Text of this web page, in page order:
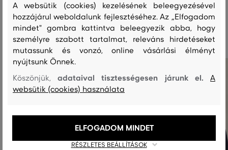
Ajánlott termékek
A websütik (cookies) kezelésének beleegyezésével
hozzájárul weboldalunk fejlesztéséhez. Az „Elfogadom
mindet" gombra kattintva beleegyezik abba, hogy
személyre szabott tartalmat, releváns hirdetéseket
mutassunk és vonzó, online vásárlási élményt
nyújtsunk Önnek.
Köszönjük,adataival tisztességesen járunk el.A
websütik (cookies) használata
RÉSZLETES BEÁLLÍTÁSOK
ELFOGADOM MINDET